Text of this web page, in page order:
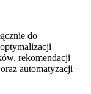
do
rekomendacji
automatyzacji